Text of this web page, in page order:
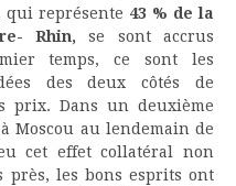
qui représente 43 % de la
Rhin, se sont accrus
temps, ce sont les
des deux côtés de
prix. Dans un deuxième
Moscou au lendemain de
cet effet collatéral non
près, les bons esprits ont